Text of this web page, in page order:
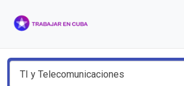
TI y Telecomunicaciones